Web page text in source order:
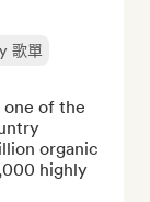
歌單
one of the
organic
highly